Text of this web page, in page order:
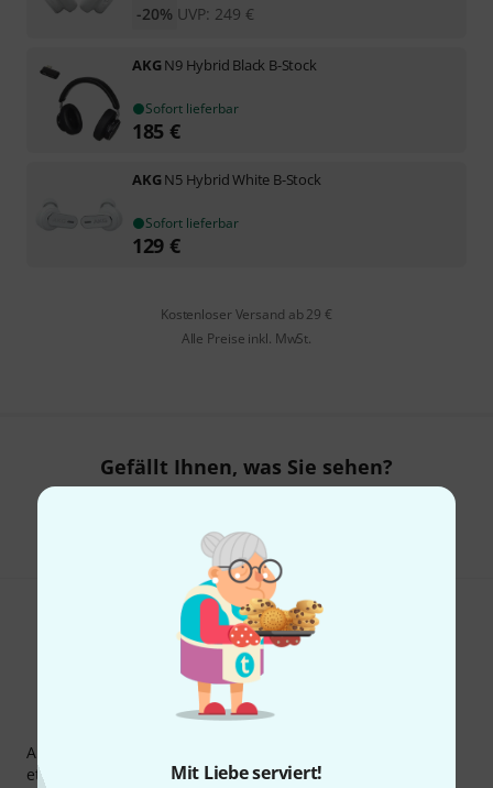
Mit Liebe serviert!
UVP: 249 €
-20%
AKGN9 Hybrid Black B-Stock
Sofort lieferbar
185 €
AKGN5 Hybrid White B-Stock
Sofort lieferbar
129 €
Kostenloser Versand ab 29 €
Alle Preise inkl. MwSt.
Gefällt Ihnen, was Sie sehen?
Thomann Newsletter
Abonniere den Thomann Newsletter und gewinne mit
etwas Glück einen von50 Gutscheinenüber jeweils